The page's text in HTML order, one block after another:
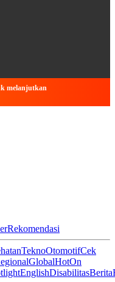
melanjutkan
Rekomendasi
TeknoOtomotifCek
GlobalHotOn
EnglishDisabilitasBerita